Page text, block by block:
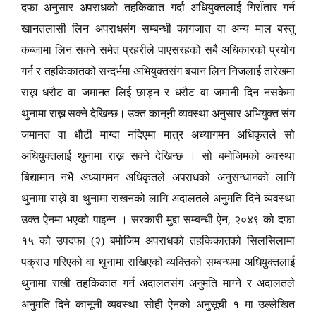
दफा अनुसार अपराधको तहकिकात गर्दा अधियुक्तलाई गिरÏतार गर्न
खानतलासी लिन अपराधसंग सम्बन्धी कागजात वा अन्य माल बस्तु
कब्जामा लिन सक्ने समेत प्रहरीले पाएसरहको सबै अधिकारको प्रयोग
गर्न र तहकिकातको सन्दर्भमा अभियुक्तसंग बयान लिन निजलाई तारेखमा
राख्न धरौट वा जमानत लिई छाड्न र धरौट वा जमानी दिन नसकेमा
थुनामा राख्न सक्ने देखिन्छ। उक्त कानूनी व्यवस्था अनुसार अभियुक्त संग
जमानत वा धौटी माग्दा नदिएमा मात्र अध्यागमन अधिकृतले सो
अधियुक्तलाई थुनामा राख्न सक्ने देखिन्छ । सो बमोजिमको अवस्था
बिद्यामान नभै अध्यागमन अधिकृतले अपराधको अनुसन्धानको लागि
थुनामा राख्ने वा थुनामा राखनको लागि अदालतले अनुमति दिने व्यवस्था
उक्त ऐनमा भएको पाइन्न । सरकारी मुद्दा सम्बन्धी ऐन, २०४९ को दफा
१५ को उपदफा (२) बमोजिम अपराधको तहकिकातको सिलसिलामा
पक्राउ गरिएको वा थुनामा राखिएको व्यक्तिको सम्बन्धमा अधियुक्तलाई
थुनामा राखी तहकिकात गर्न अदालतसंग अनुमति माग्ने र अदालतले
अनुमति दिने कानूनी व्यवस्था सोही ऐनको अनुसूची १ मा उल्लेखित